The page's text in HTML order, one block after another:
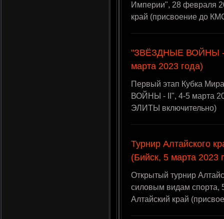
Империи", 28 февраля
край (присвоение до
"ЗВЁЗДНЫЕ ВОЙНЫ -
марта 2023 года)
Первый этап Кубка
ВОЙНЫ - II", 4-5 марта
ЭЛИТЫ включительно)
Турнир Алтайского
(Бийск, 5 марта 2023
Открытый турнир
силовым видам спорта,
Алтайский край